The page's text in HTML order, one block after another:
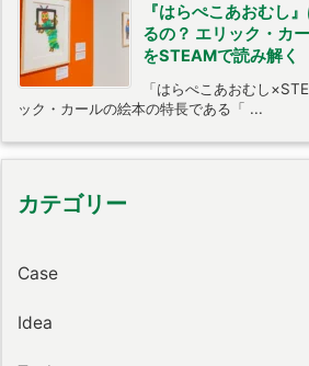
『はらぺこあおむし
るの？ エリック・カ
をSTEAMで読み解く
「はらぺこあおむし
ック・カールの絵本の特長である「 ...
カテゴリー
Case
Idea